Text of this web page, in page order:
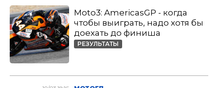
Moto3: AmericasGP - когда
чтобы выиграть, надо хотя бы
доехать до финиша
РЕЗУЛЬТАТЫ